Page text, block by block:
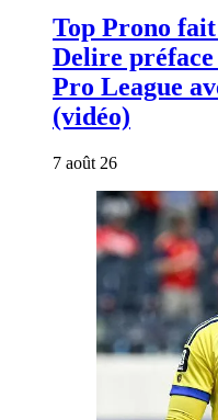
Top Prono
Delire
Pro League
(vidéo)
7 août 26